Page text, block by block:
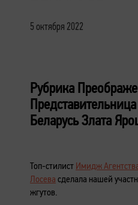
5 октября 2022
Рубрика
Беларусь Злата
Топ-стилист Имидж
Лосева сделала нашей
жгутов.